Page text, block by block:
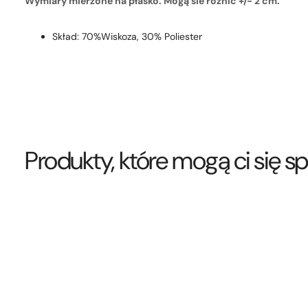
Skład: 70%Wiskoza, 30% Poliester
Produkty, które mogą ci się